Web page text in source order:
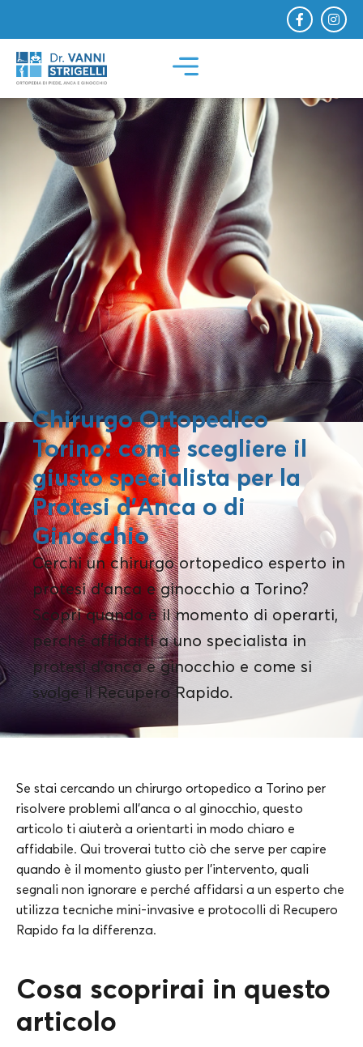
Chirurgo Ortopedico
Torino: come scegliere il
giusto specialista per la
Protesi d’Anca o di
Ginocchio
Cerchi un chirurgo ortopedico esperto in
protesi d’anca e ginocchio a Torino?
Scopri quando è il momento di operarti,
perché affidarti a uno specialista in
protesi d’anca e ginocchio e come si
svolge il Recupero Rapido.
Se stai cercando un chirurgo ortopedico a Torino per
risolvere problemi all’anca o al ginocchio, questo
articolo ti aiuterà a orientarti in modo chiaro e
affidabile. Qui troverai tutto ciò che serve per capire
quando è il momento giusto per l’intervento, quali
segnali non ignorare e perché affidarsi a un esperto che
utilizza tecniche mini-invasive e protocolli di Recupero
Rapido fa la differenza.
Cosa scoprirai in questo
articolo